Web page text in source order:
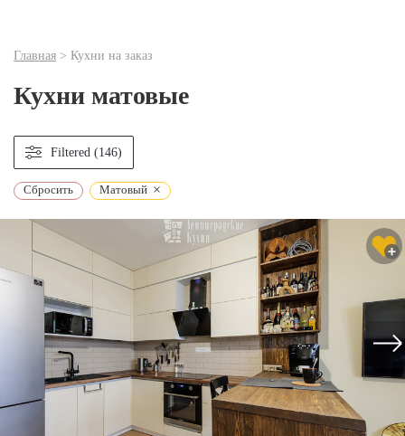
Главная > Кухни на заказ
Кухни матовые
Filtered (146)
Сбросить Матовый ×